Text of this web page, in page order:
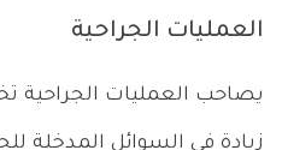
العمليات الجراحية
يصاحب العمليات الجراحية
زيادة في السوائل المدخلة